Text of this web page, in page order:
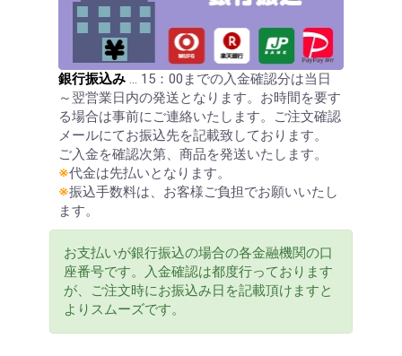
銀行振込み … 15：00までの入金確認分は当日
～翌営業日内の発送となります。お時間を要す
る場合は事前にご連絡いたします。ご注文確認
メールにてお振込先を記載致しております。
ご入金を確認次第、商品を発送いたします。
※代金は先払いとなります。
※振込手数料は、お客様ご負担でお願いいたし
ます。
お支払いが銀行振込の場合の各金融機関の口
座番号です。入金確認は都度行っております
が、ご注文時にお振込み日を記載頂けますと
よりスムーズです。